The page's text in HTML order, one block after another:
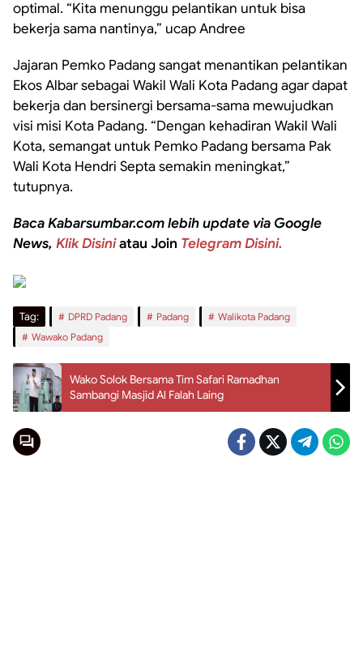
optimal. “Kita menunggu pelantikan untuk bisa
bekerja sama nantinya,” ucap Andree
Jajaran Pemko Padang sangat menantikan pelantikan
Ekos Albar sebagai Wakil Wali Kota Padang agar dapat
bekerja dan bersinergi bersama-sama mewujudkan
visi misi Kota Padang. “Dengan kehadiran Wakil Wali
Kota, semangat untuk Pemko Padang bersama Pak
Wali Kota Hendri Septa semakin meningkat,”
tutupnya.
Baca Kabarsumbar.com lebih update via Google
News, Klik Disiniatau Join Telegram Disini.
Tag: DPRD Padang Padang
Walikota Padang
Wawako Padang
Wako Solok Bersama Tim Safari Ramadhan
Sambangi Masjid Al Falah Laing